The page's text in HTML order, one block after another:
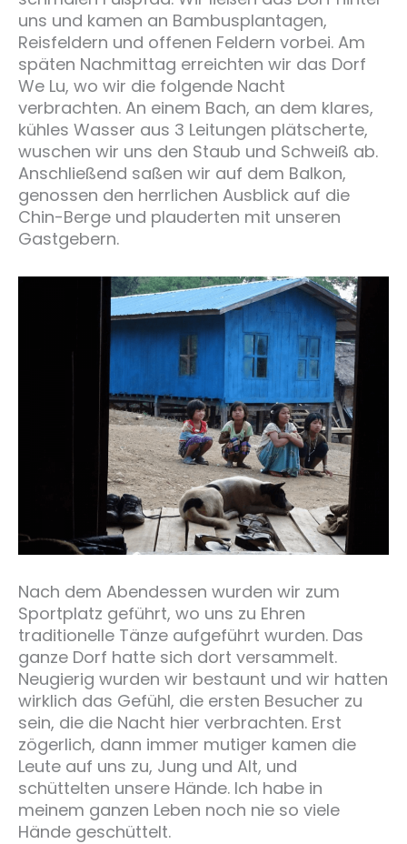
uns und kamen an Bambusplantagen,
Reisfeldern und offenen Feldern vorbei. Am
späten Nachmittag erreichten wir das Dorf
We Lu, wo wir die folgende Nacht
verbrachten. An einem Bach, an dem klares,
kühles Wasser aus 3 Leitungen plätscherte,
wuschen wir uns den Staub und Schweiß ab.
Anschließend saßen wir auf dem Balkon,
genossen den herrlichen Ausblick auf die
Chin-Berge und plauderten mit unseren
Gastgebern.
Nach dem Abendessen wurden wir zum
Sportplatz geführt, wo uns zu Ehren
traditionelle Tänze aufgeführt wurden. Das
ganze Dorf hatte sich dort versammelt.
Neugierig wurden wir bestaunt und wir hatten
wirklich das Gefühl, die ersten Besucher zu
sein, die die Nacht hier verbrachten. Erst
zögerlich, dann immer mutiger kamen die
Leute auf uns zu, Jung und Alt, und
schüttelten unsere Hände. Ich habe in
meinem ganzen Leben noch nie so viele
Hände geschüttelt.